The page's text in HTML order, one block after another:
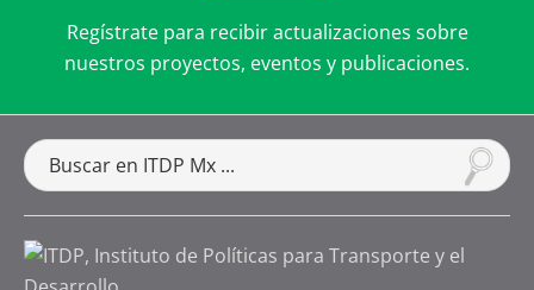
Regístrate para recibir actualizaciones sobre
nuestros proyectos, eventos y publicaciones.